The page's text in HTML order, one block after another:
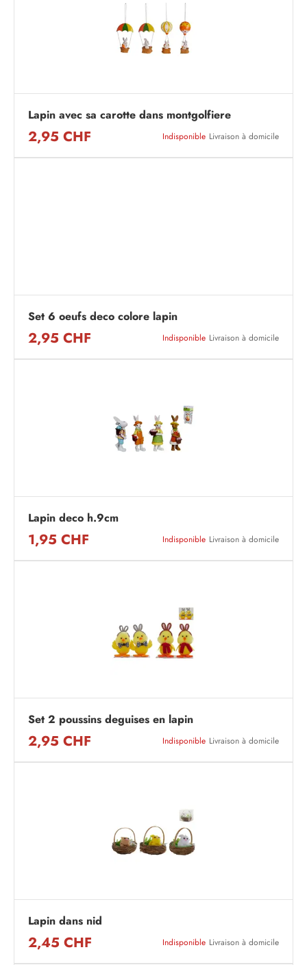
Lapin avec sa carotte dans montgolfiere
2,95 CHF Indisponible Livraison à domicile
Set 6 oeufs deco colore lapin
2,95 CHF Indisponible Livraison à domicile
Lapin deco h.9cm
1,95 CHF Indisponible Livraison à domicile
Set 2 poussins deguises en lapin
2,95 CHF Indisponible Livraison à domicile
Lapin dans nid
2,45 CHF Indisponible Livraison à domicile